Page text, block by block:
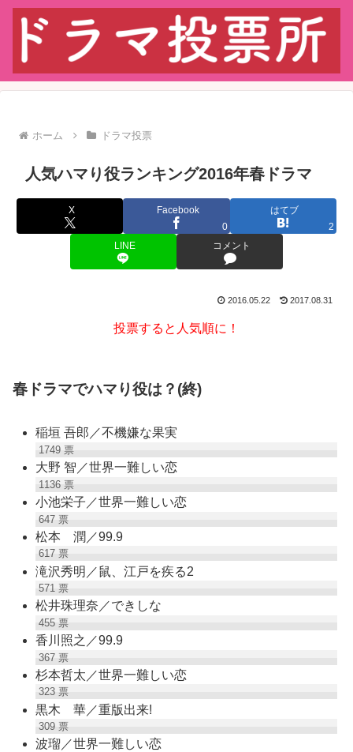
ホーム ドラマ投票
人気ハマり役ランキング2016年春ドラマ
X
Facebook
0
はてブ
2
LINE
コメント
2016.05.22 2017.08.31
投票すると人気順に！
春ドラマでハマり役は？(終)
稲垣 吾郎／不機嫌な果実
1749票
大野 智／世界一難しい恋
1136票
小池栄子／世界一難しい恋
647票
松本 潤／99.9
617票
滝沢秀明／鼠、江戸を疾る2
571票
松井珠理奈／できしな
455票
香川照之／99.9
367票
杉本哲太／世界一難しい恋
323票
黒木 華／重版出来!
309票
波瑠／世界一難しい恋